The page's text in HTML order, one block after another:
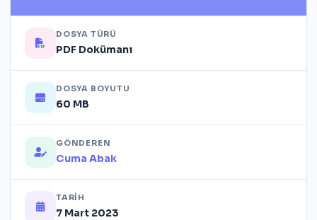
DOSYA TÜRÜ
PDF Dokümanı
DOSYA BOYUTU
60 MB
GÖNDEREN
Cuma Abak
TARIH
7 Mart 2023